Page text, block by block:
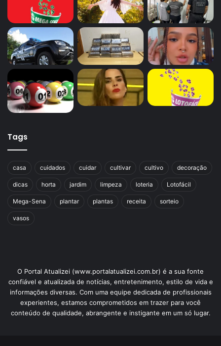
Tags
casa cuidados cuidar cultivar cultivo decoração
dicas horta jardim limpeza loteria Lotofácil
Mega-Sena plantar plantas receita sorteio
vasos
O Portal Atualizei (www.portalatualizei.com.br) é a sua fonte
confiável e atualizada de notícias, entretenimento, estilo de vida e
informações diversas. Com uma equipe dedicada de profissionais
experientes, estamos comprometidos em trazer para você
conteúdo de qualidade, abrangente e instigante em um só lugar.